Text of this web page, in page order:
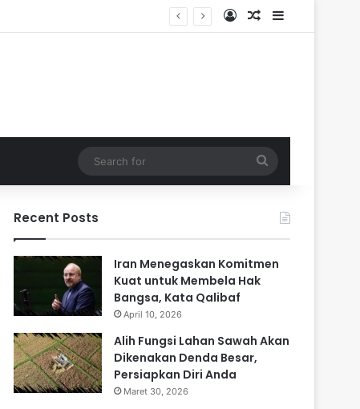
Log InRandom Article
Sidebar
for
Recent Posts
Iran Menegaskan Komitmen
Kuat untuk Membela Hak
Bangsa, Kata Qalibaf
April 10, 2026
Alih Fungsi Lahan Sawah Akan
Dikenakan Denda Besar,
Persiapkan Diri Anda
Maret 30, 2026